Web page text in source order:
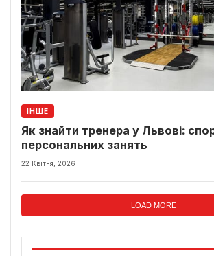
ІНШЕ
Як знайти тренера у Львові:
персональних занять
22 Квітня, 2026
LOAD MORE